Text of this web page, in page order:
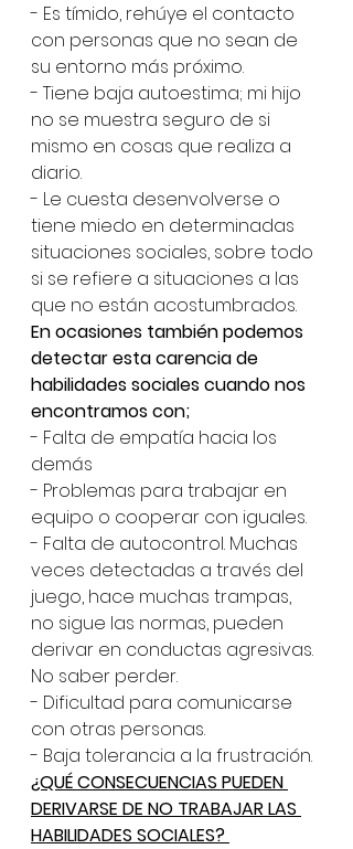
- Es tímido, rehúye el contacto
con personas que no sean de
su entorno más próximo.
- Tiene baja autoestima; mi hijo
no se muestra seguro de si
mismo en cosas que realiza a
diario.
- Le cuesta desenvolverse o
tiene miedo en determinadas
situaciones sociales, sobre todo
si se refiere a situaciones a las
que no están acostumbrados.
En ocasiones también podemos
detectar esta carencia de
habilidades sociales cuando nos
encontramos con;
- Falta de empatía hacia los
demás
- Problemas para trabajar en
equipo o cooperar con iguales.
- Falta de autocontrol. Muchas
veces detectadas a través del
juego, hace muchas trampas,
no sigue las normas, pueden
derivar en conductas agresivas.
No saber perder.
- Dificultad para comunicarse
con otras personas.
- Baja tolerancia a la frustración.
¿QUÉ CONSECUENCIAS PUEDEN
DERIVARSE DE NO TRABAJAR LAS
HABILIDADES SOCIALES?